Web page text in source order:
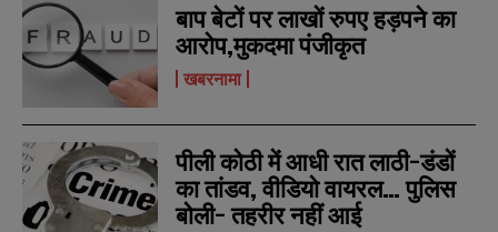
बाप बेटों पर लाखों रुपए हड़पने का
आरोप,मुकदमा पंजीकृत
खबरनामा
पीली कोठी में आधी रात लाठी-डंडों
का तांडव, वीडियो वायरल… पुलिस
बोली- तहरीर नहीं आई